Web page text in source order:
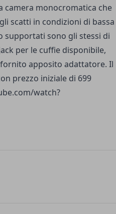
camera monocromatica che
scatti in condizioni di bassa
supportati sono gli stessi di
per le cuffie disponibile,
apposito adattatore. Il
prezzo iniziale di 699
watch?